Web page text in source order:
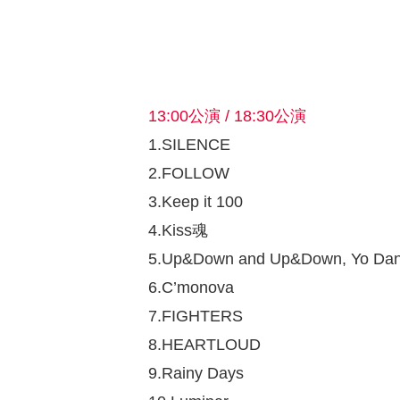
13:00公演 / 18:30公演
1.SILENCE
2.FOLLOW
3.Keep it 100
4.Kiss魂
5.Up&Down and Up&Down, Yo
6.C’monova
7.FIGHTERS
8.HEARTLOUD
9.Rainy Days